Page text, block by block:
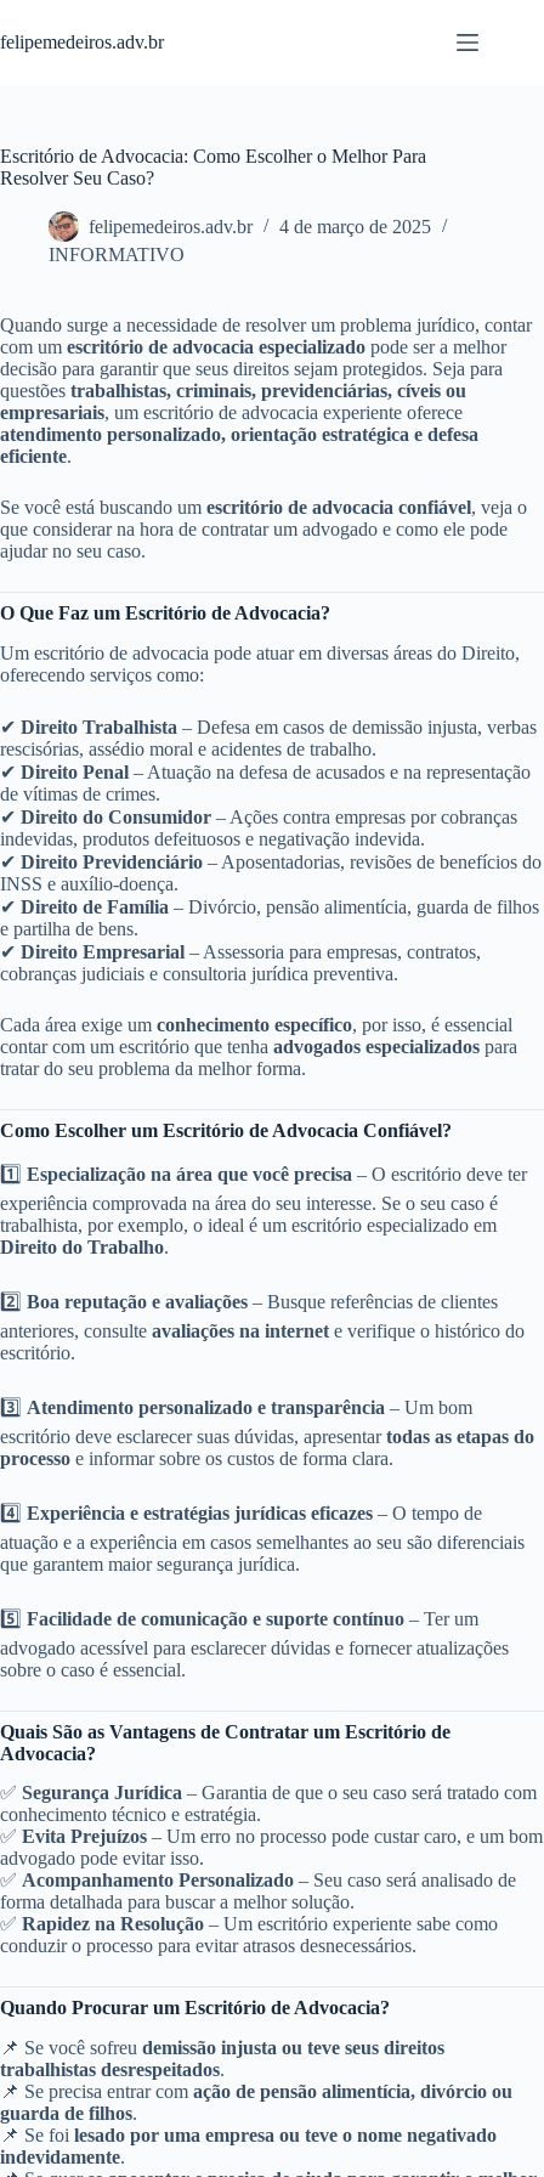
para
o
felipemedeiros.adv.br
Escritório de Advocacia: Como Escolher o Melhor Para
Resolver Seu Caso?
felipemedeiros.adv.br
4 de março de 2025
INFORMATIVO
Quando surge a necessidade de resolver um problema jurídico, contar
com um escritório de advocacia especializado pode ser a melhor
decisão para garantir que seus direitos sejam protegidos. Seja para
questões trabalhistas, criminais, previdenciárias, cíveis ou
empresariais, um escritório de advocacia experiente oferece
atendimento personalizado, orientação estratégica e defesa
eficiente.
Se você está buscando um escritório de advocacia confiável, veja o
que considerar na hora de contratar um advogado e como ele pode
ajudar no seu caso.
O Que Faz um Escritório de Advocacia?
Um escritório de advocacia pode atuar em diversas áreas do Direito,
oferecendo serviços como:
✔ Direito Trabalhista – Defesa em casos de demissão injusta, verbas
rescisórias, assédio moral e acidentes de trabalho.
✔ Direito Penal – Atuação na defesa de acusados e na representação
de vítimas de crimes.
✔ Direito do Consumidor – Ações contra empresas por cobranças
indevidas, produtos defeituosos e negativação indevida.
✔ Direito Previdenciário – Aposentadorias, revisões de benefícios do
INSS e auxílio-doença.
✔ Direito de Família – Divórcio, pensão alimentícia, guarda de filhos
e partilha de bens.
✔ Direito Empresarial – Assessoria para empresas, contratos,
cobranças judiciais e consultoria jurídica preventiva.
Cada área exige um conhecimento específico, por isso, é essencial
contar com um escritório que tenha advogados especializados para
tratar do seu problema da melhor forma.
Como Escolher um Escritório de Advocacia Confiável?
1️⃣ Especialização na área que você precisa – O escritório deve ter
experiência comprovada na área do seu interesse. Se o seu caso é
trabalhista, por exemplo, o ideal é um escritório especializado em
Direito do Trabalho.
2️⃣ Boa reputação e avaliações – Busque referências de clientes
anteriores, consulte avaliações na internet e verifique o histórico do
escritório.
3️⃣ Atendimento personalizado e transparência – Um bom
escritório deve esclarecer suas dúvidas, apresentartodas as etapas do
processo e informar sobre os custos de forma clara.
4️⃣ Experiência e estratégias jurídicas eficazes – O tempo de
atuação e a experiência em casos semelhantes ao seu são diferenciais
que garantem maior segurança jurídica.
5️⃣ Facilidade de comunicação e suporte contínuo – Ter um
advogado acessível para esclarecer dúvidas e fornecer atualizações
sobre o caso é essencial.
Quais São as Vantagens de Contratar um Escritório de
Advocacia?
✅ Segurança Jurídica – Garantia de que o seu caso será tratado com
conhecimento técnico e estratégia.
✅ Evita Prejuízos – Um erro no processo pode custar caro, e um bom
advogado pode evitar isso.
✅ Acompanhamento Personalizado – Seu caso será analisado de
forma detalhada para buscar a melhor solução.
✅ Rapidez na Resolução – Um escritório experiente sabe como
conduzir o processo para evitar atrasos desnecessários.
Quando Procurar um Escritório de Advocacia?
📌 Se você sofreu demissão injusta ou teve seus direitos
trabalhistas desrespeitados.
📌 Se precisa entrar com ação de pensão alimentícia, divórcio ou
guarda de filhos.
📌 Se foi lesado por uma empresa ou teve o nome negativado
indevidamente.